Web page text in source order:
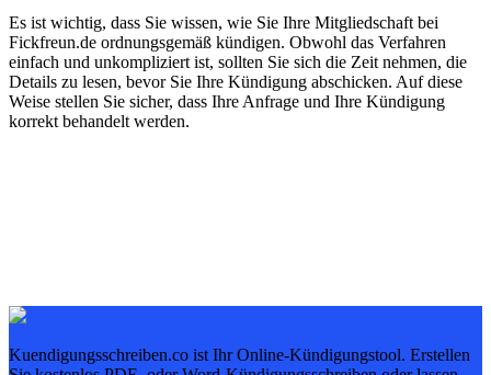
Es ist wichtig, dass Sie wissen, wie Sie Ihre Mitgliedschaft bei
Fickfreun.de ordnungsgemäß kündigen. Obwohl das Verfahren
einfach und unkompliziert ist, sollten Sie sich die Zeit nehmen, die
Details zu lesen, bevor Sie Ihre Kündigung abschicken. Auf diese
Weise stellen Sie sicher, dass Ihre Anfrage und Ihre Kündigung
korrekt behandelt werden.
Kuendigungsschreiben.co ist Ihr Online-Kündigungstool. Erstellen